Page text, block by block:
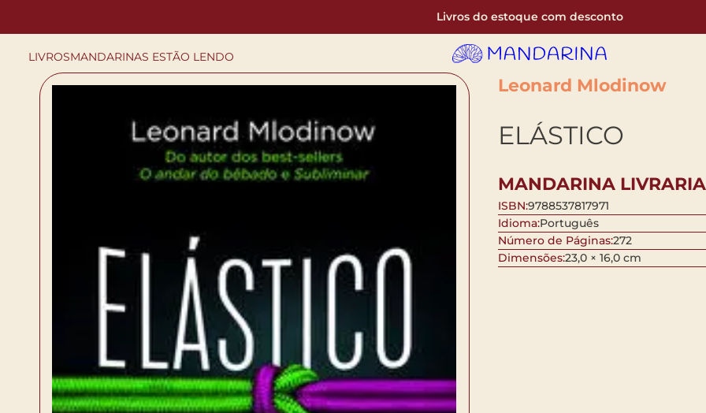
Livros do estoque com desconto
LIVROSMANDARINAS ESTÃO LENDO
Leonard Mlodinow
ELÁSTICO
MANDARINA LIVRARIA
ISBN:9788537817971
Idioma:Português
Número de Páginas:272
Dimensões:23,0 × 16,0 cm